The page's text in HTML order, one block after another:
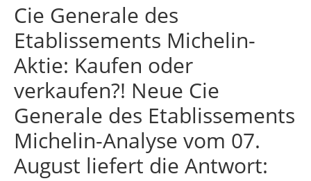
Cie Generale des
Etablissements Michelin-
Aktie: Kaufen oder
verkaufen?! Neue Cie
Generale des Etablissements
Michelin-Analyse vom 07.
August liefert die Antwort: